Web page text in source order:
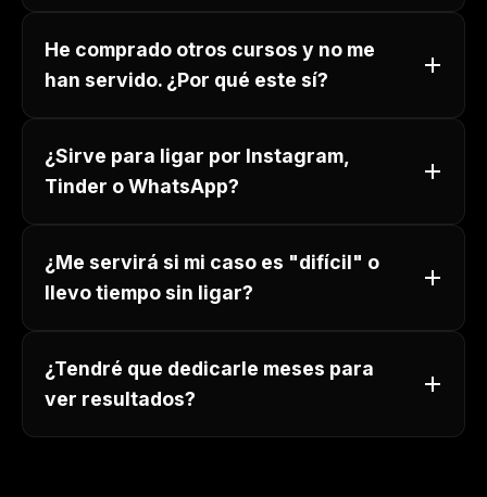
He comprado otros cursos y no me
han servido. ¿Por qué este sí?
¿Sirve para ligar por Instagram,
Tinder o WhatsApp?
¿Me servirá si mi caso es "difícil" o
llevo tiempo sin ligar?
¿Tendré que dedicarle meses para
ver resultados?